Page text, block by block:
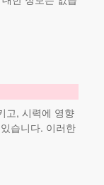
고, 시력에 영향
습니다. 이러한